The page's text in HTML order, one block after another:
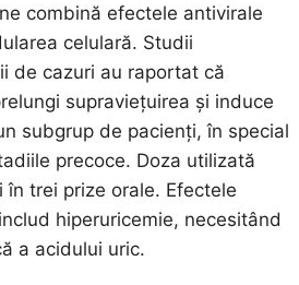
combină efectele antivirale
celulară. Studii
de cazuri au raportat că
supraviețuirea și induce
subgrup de pacienți, în special
precoce. Doza utilizată
trei prize orale. Efectele
hiperuricemie, necesitând
a acidului uric.